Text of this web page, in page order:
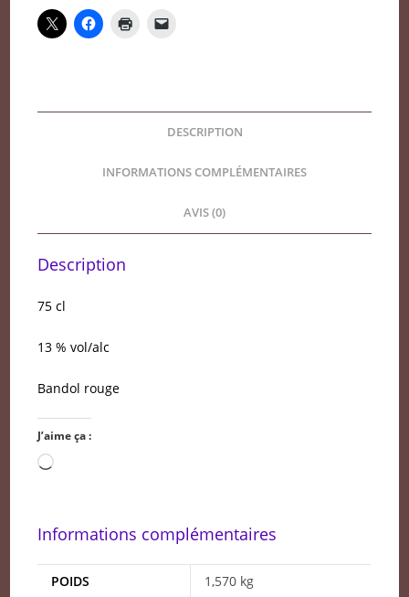
2021
DESCRIPTION
INFORMATIONS COMPLÉMENTAIRES
AVIS (0)
Description
75 cl
13 % vol/alc
Bandol rouge
J’aime ça :
Chargement…
Informations complémentaires
POIDS 1,570 kg